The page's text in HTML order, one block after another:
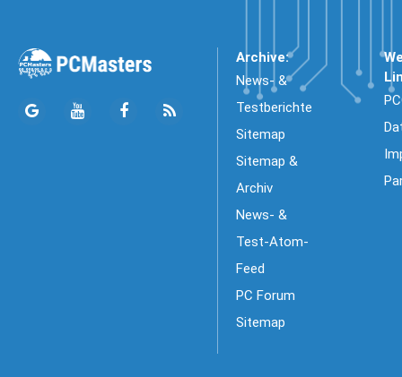
Archive:
News- &
Testberichte
Sitemap
Sitemap &
Archiv
News- &
Test-Atom-
Feed
PC Forum
Sitemap